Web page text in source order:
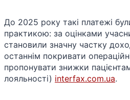
До 2025 року такі платежі
практикою: за оцінками
становили значну частку
останнім покривати
пропонувати знижки
лояльності) interfax.com.ua.